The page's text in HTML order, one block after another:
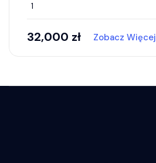
1
32,000 zł Zobacz Więcej